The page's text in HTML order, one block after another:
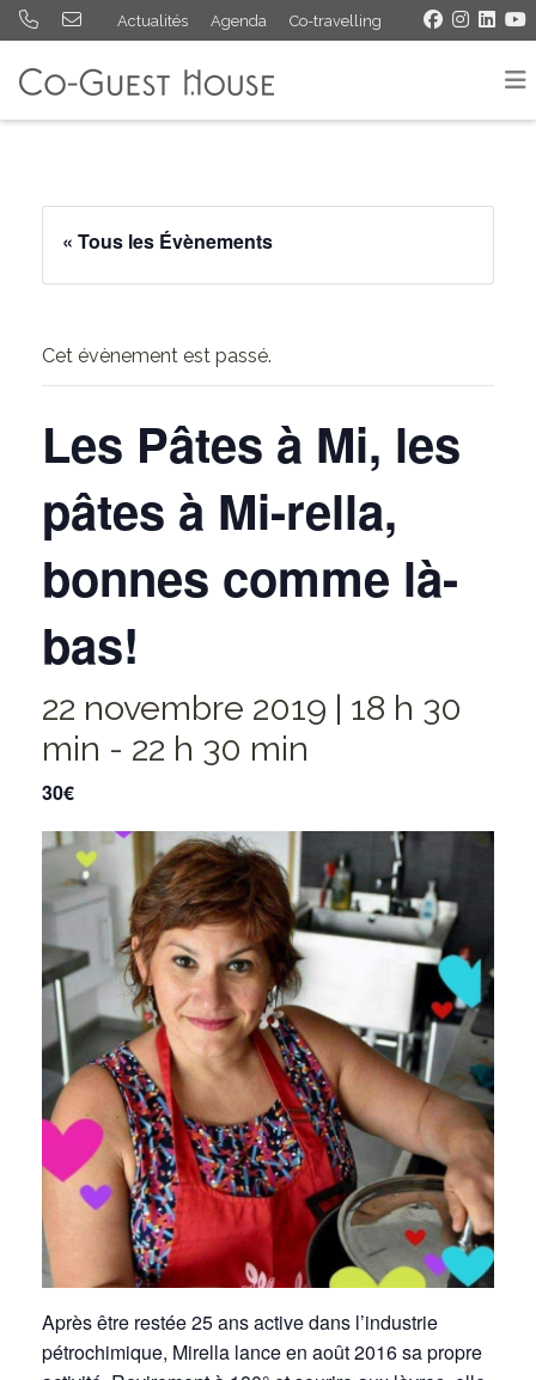
Actualités Agenda Co-travelling
« Tous les Évènements
Cet évènement est passé.
Les Pâtes à Mi, les
pâtes à Mi-rella,
bonnes comme là-
bas!
22 novembre 2019 | 18 h 30
min - 22 h 30 min
30€
Après être restée 25 ans active dans l’industrie
pétrochimique, Mirella lance en août 2016 sa propre